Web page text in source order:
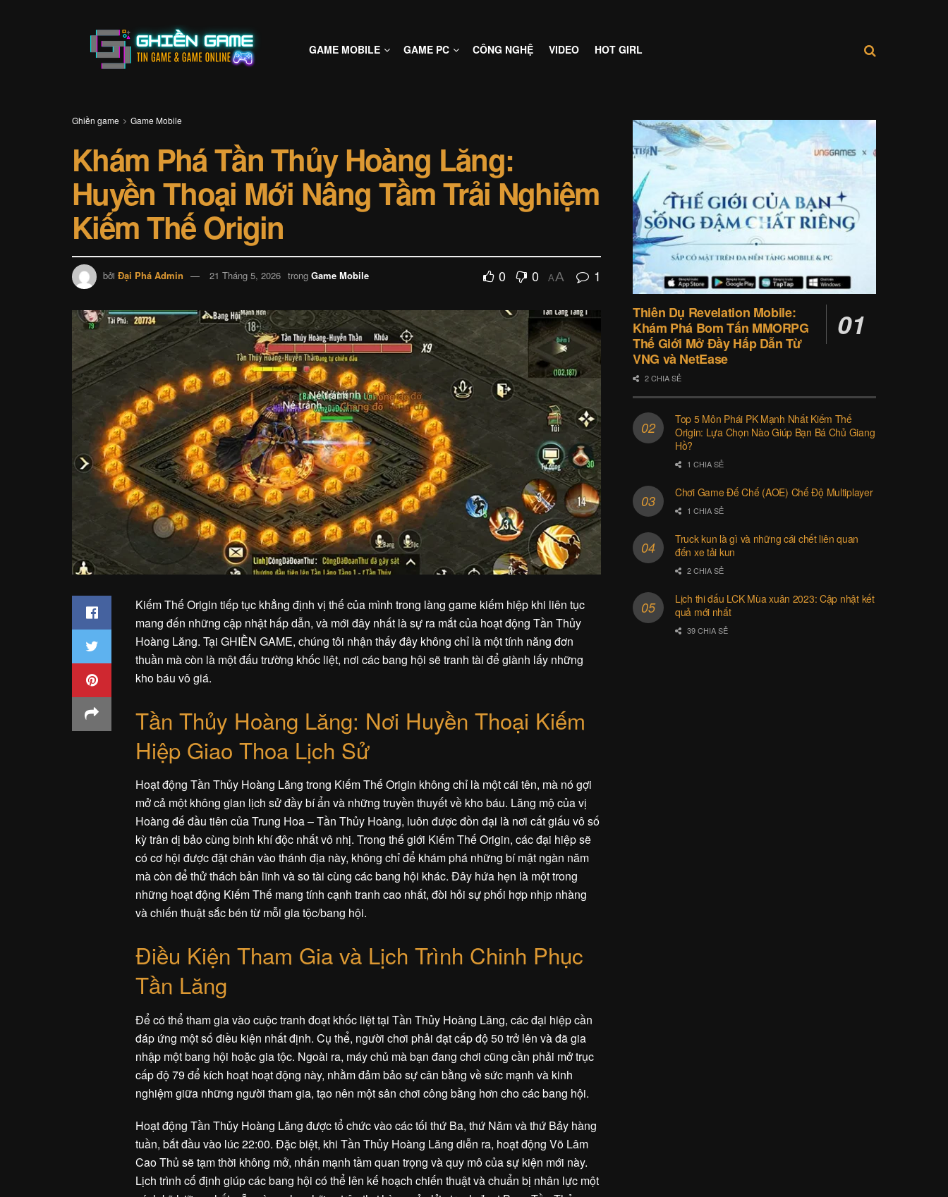
GAME MOBILE GAME PC CÔNG NGHỆ VIDEO HOT GIRL
Ghiền game Game Mobile
Khám Phá Tần Thủy Hoàng Lăng:
Huyền Thoại Mới Nâng Tầm Trải Nghiệm
Kiếm Thế Origin
bởi Đại Phá Admin 21 Tháng 5, 2026 trong Game Mobile 0 0 AA 1
Kiếm Thế Origin tiếp tục khẳng định vị thế của mình trong làng game kiếm hiệp khi liên tục
mang đến những cập nhật hấp dẫn, và mới đây nhất là sự ra mắt của hoạt động Tần Thủy
Hoàng Lăng. Tại GHIỀN GAME, chúng tôi nhận thấy đây không chỉ là một tính năng đơn
thuần mà còn là một đấu trường khốc liệt, nơi các bang hội sẽ tranh tài để giành lấy những
kho báu vô giá.
Tần Thủy Hoàng Lăng: Nơi Huyền Thoại Kiếm
Hiệp Giao Thoa Lịch Sử
Hoạt động Tần Thủy Hoàng Lăng trong Kiếm Thế Origin không chỉ là một cái tên, mà nó gợi
mở cả một không gian lịch sử đầy bí ẩn và những truyền thuyết về kho báu. Lăng mộ của vị
Hoàng đế đầu tiên của Trung Hoa – Tần Thủy Hoàng, luôn được đồn đại là nơi cất giấu vô số
kỳ trân dị bảo cùng binh khí độc nhất vô nhị. Trong thế giới Kiếm Thế Origin, các đại hiệp sẽ
có cơ hội được đặt chân vào thánh địa này, không chỉ để khám phá những bí mật ngàn năm
mà còn để thử thách bản lĩnh và so tài cùng các bang hội khác. Đây hứa hẹn là một trong
những hoạt động Kiếm Thế mang tính cạnh tranh cao nhất, đòi hỏi sự phối hợp nhịp nhàng
và chiến thuật sắc bén từ mỗi gia tộc/bang hội.
Điều Kiện Tham Gia và Lịch Trình Chinh Phục
Tần Lăng
Để có thể tham gia vào cuộc tranh đoạt khốc liệt tại Tần Thủy Hoàng Lăng, các đại hiệp cần
đáp ứng một số điều kiện nhất định. Cụ thể, người chơi phải đạt cấp độ 50 trở lên và đã gia
nhập một bang hội hoặc gia tộc. Ngoài ra, máy chủ mà bạn đang chơi cũng cần phải mở trục
cấp độ 79 để kích hoạt hoạt động này, nhằm đảm bảo sự cân bằng về sức mạnh và kinh
nghiệm giữa những người tham gia, tạo nên một sân chơi công bằng hơn cho các bang hội.
Hoạt động Tần Thủy Hoàng Lăng được tổ chức vào các tối thứ Ba, thứ Năm và thứ Bảy hàng
tuần, bắt đầu vào lúc 22:00. Đặc biệt, khi Tần Thủy Hoàng Lăng diễn ra, hoạt động Võ Lâm
Cao Thủ sẽ tạm thời không mở, nhấn mạnh tầm quan trọng và quy mô của sự kiện mới này.
Lịch trình cố định giúp các bang hội có thể lên kế hoạch chiến thuật và chuẩn bị nhân lực một
Thiên Dụ Revelation Mobile:
Khám Phá Bom Tấn MMORPG
Thế Giới Mở Đầy Hấp Dẫn Từ
VNG và NetEase
2 CHIA SẺ
Top 5 Môn Phái PK Mạnh Nhất Kiếm Thế
Origin: Lựa Chọn Nào Giúp Bạn Bá Chủ Giang
Hồ?
1 CHIA SẺ
Chơi Game Đế Chế (AOE) Chế Độ Multiplayer
1 CHIA SẺ
Truck kun là gì và những cái chết liên quan
đến xe tải kun
2 CHIA SẺ
Lịch thi đấu LCK Mùa xuân 2023: Cập nhật kết
quả mới nhất
39 CHIA SẺ